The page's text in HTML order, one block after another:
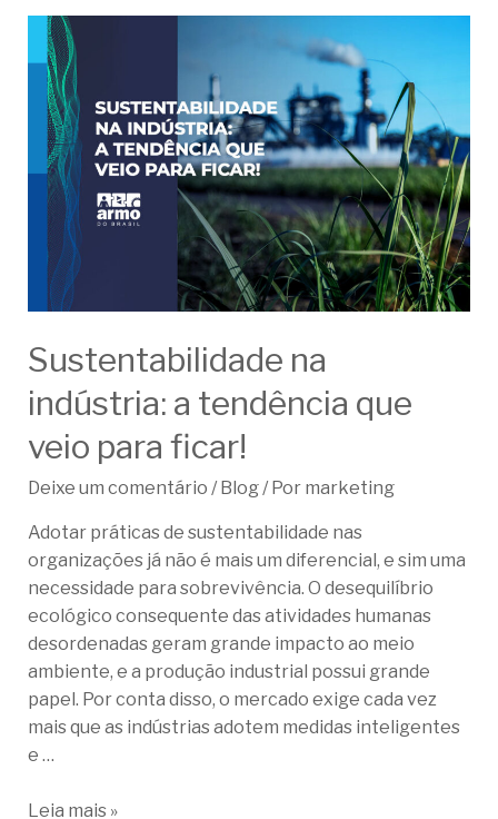
Sustentabilidade na
indústria: a tendência que
veio para ficar!
Deixe um comentário /Blog/ Por marketing
Adotar práticas de sustentabilidade nas
organizações já não é mais um diferencial, e sim uma
necessidade para sobrevivência. O desequilíbrio
ecológico consequente das atividades humanas
desordenadas geram grande impacto ao meio
ambiente, e a produção industrial possui grande
papel. Por conta disso, o mercado exige cada vez
mais que as indústrias adotem medidas inteligentes
e …
Leia mais »